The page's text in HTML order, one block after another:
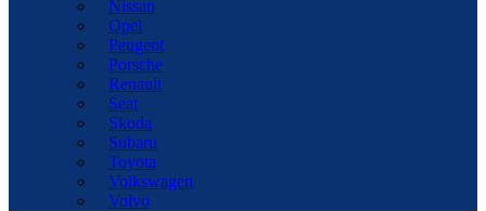
Nissan
Opel
Peugeot
Porsche
Renault
Seat
Skoda
Subaru
Toyota
Volkswagen
Volvo